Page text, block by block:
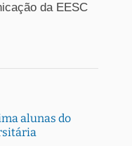
da EESC
alunas do